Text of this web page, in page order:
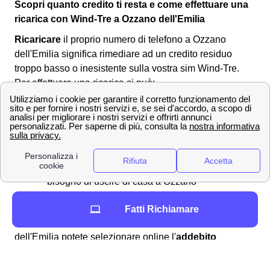
Scopri quanto credito ti resta e come effettuare una
ricarica con Wind-Tre a Ozzano dell'Emilia
Ricaricare il proprio numero di telefono a Ozzano
dell'Emilia significa rimediare ad un credito residuo
troppo basso o inesistente sulla vostra sim Wind-Tre.
Per effettuare una ricarica si può:
Recarsi inbancao al tabacchinodi Ozzano
dell'Emilia
Comprare una ricarica grattabile
Pagare con addebito su conto corrente o
paypal sul sito ufficiale di Wind Tre, senza
bisogno di uscire di casa a Ozzano
dell'Emilia potete selezionare online l'addebito
Fatti Richiamare